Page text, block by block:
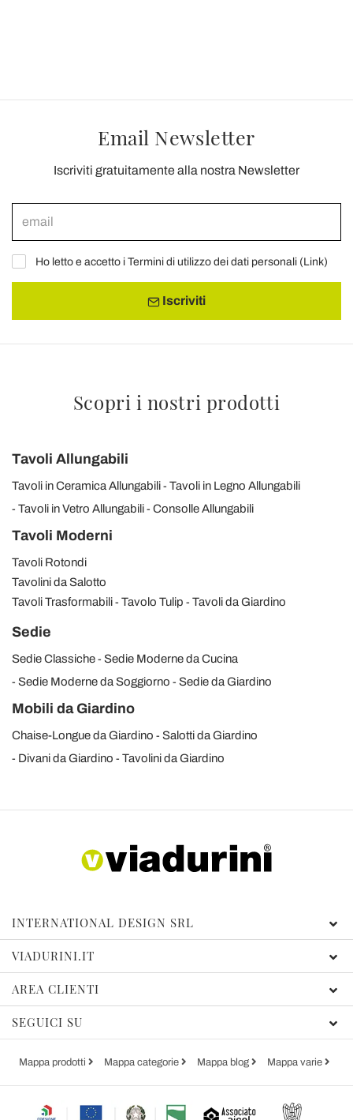
Email Newsletter
Iscriviti gratuitamente alla nostra Newsletter
Ho letto e accetto i Termini di utilizzo dei dati personali (Link)
Iscriviti
Scopri i nostri prodotti
Tavoli Allungabili
Tavoli in Ceramica Allungabili
Tavoli in Legno Allungabili
Tavoli in Vetro Allungabili
Consolle Allungabili
Tavoli Moderni
Tavoli Rotondi
Tavolini da Salotto
Tavoli Trasformabili
Tavolo Tulip Tavoli da Giardino
Sedie
Sedie Classiche
Sedie Moderne da Cucina
Sedie Moderne da Soggiorno
Sedie da Giardino
Mobili da Giardino
Chaise-Longue da Giardino
Salotti da Giardino
Divani da Giardino
Tavolini da Giardino
INTERNATIONAL DESIGN SRL
VIADURINI.IT
AREA CLIENTI
SEGUICI SU
Mappa prodotti Mappa categorie Mappa blog Mappa varie